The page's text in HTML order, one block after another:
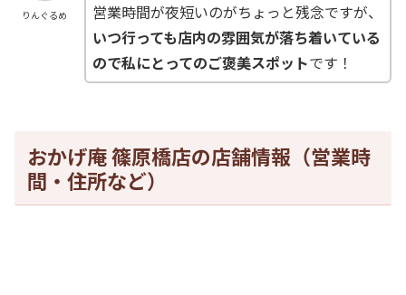
りんぐるめ
営業時間が夜短いのがちょっと残念ですが、
いつ行っても店内の雰囲気が落ち着いている
ので私にとってのご褒美スポットです！
おかげ庵 篠原橋店の店舗情報（営業時
間・住所など）